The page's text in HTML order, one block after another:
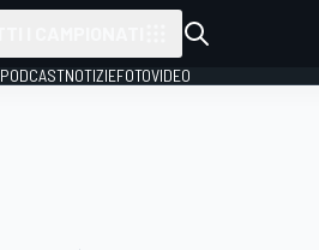
PODCASTNOTIZIEFOTOVIDEO